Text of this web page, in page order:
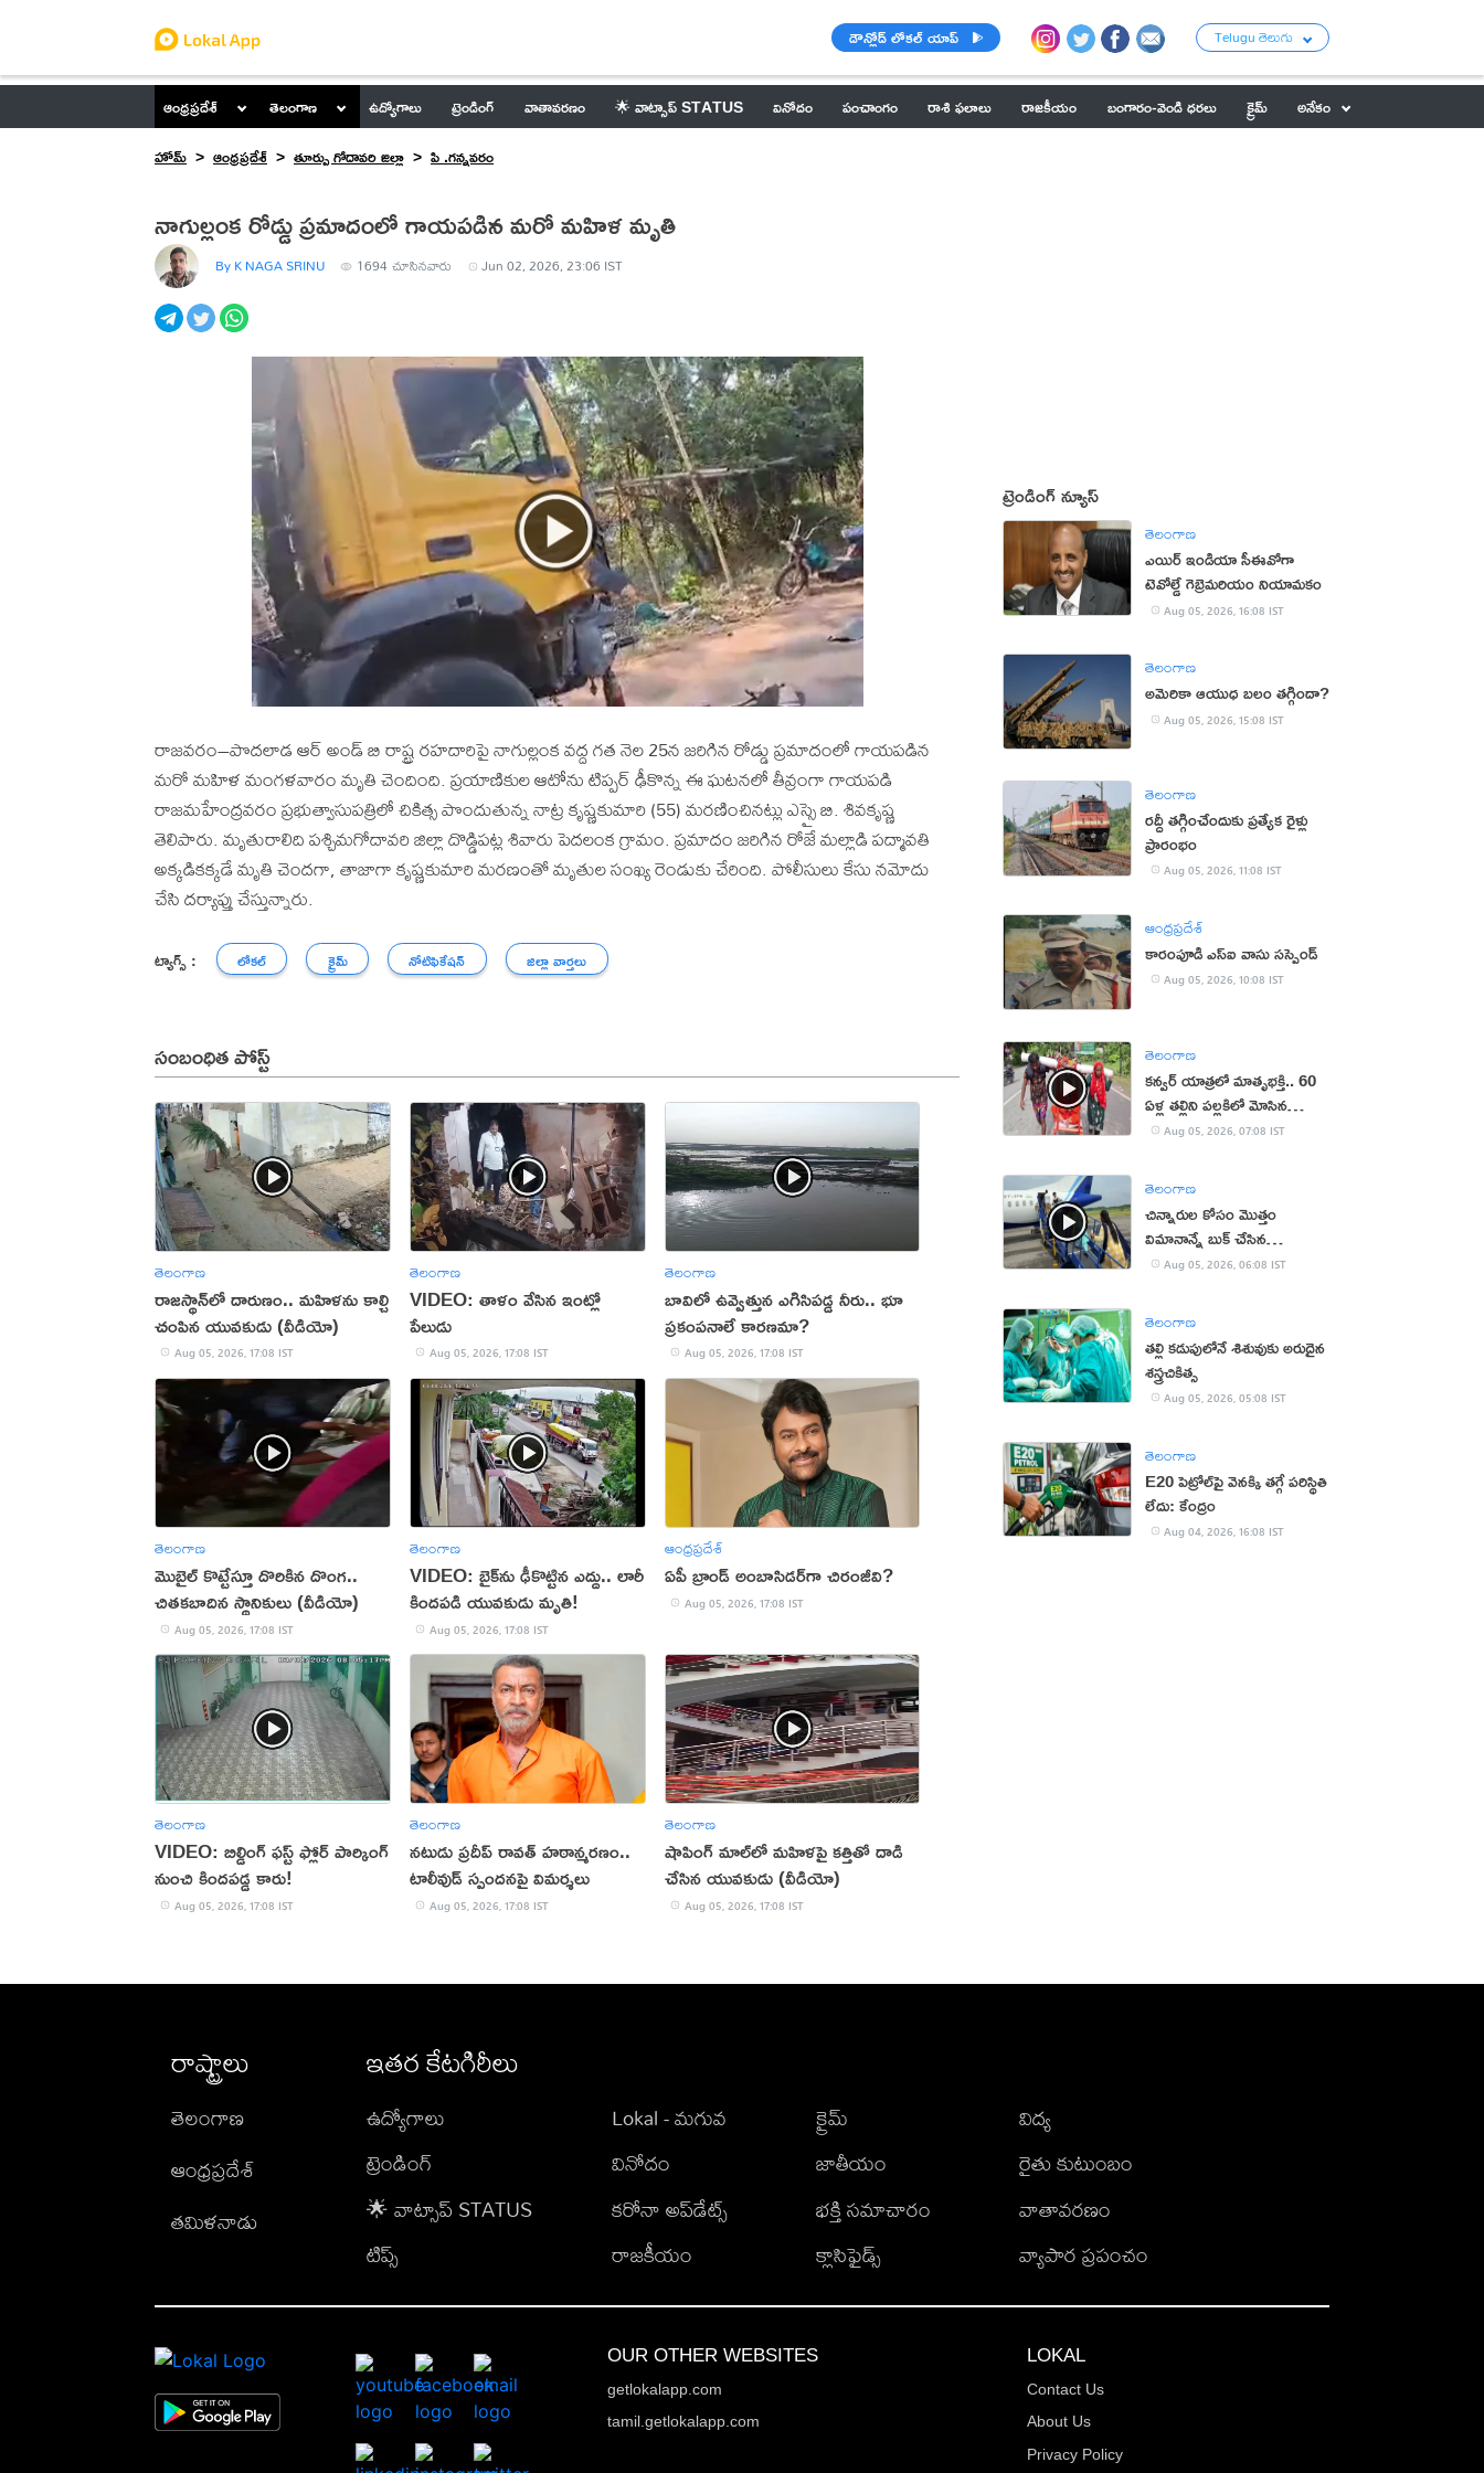
డౌన్లోడ్ లోకల్ యాప్ Telugu తెలుగు
ఆంధ్రప్రదేశ్ తెలంగాణ ఉద్యోగాలు ట్రెండింగ్ వాతావరణం 🌟 వాట్సాప్ STATUS వినోదం పంచాంగం రాశి ఫలాలు రాజకీయం బంగారం-వెండి ధరలు క్రైమ్
అనేకం
హోమ్
ఆంధ్రప్రదేశ్ తూర్పు గోదావరి జిల్లా పి .గన్నవరం
నాగుల్లంక రోడ్డు ప్రమాదంలో గాయపడిన మరో మహిళ మృతి
By K NAGA SRINU 1694చూసినవారు Jun 02, 2026, 23:06 IST
రాజవరం–పొదలాడ ఆర్ అండ్ బి రాష్ట్ర రహదారిపై నాగుల్లంక వద్ద గత నెల 25న జరిగిన రోడ్డు ప్రమాదంలో గాయపడిన
మరో మహిళ మంగళవారం మృతి చెందింది. ప్రయాణికుల ఆటోను టిప్పర్ ఢీకొన్న ఈ ఘటనలో తీవ్రంగా గాయపడి
రాజమహేంద్రవరం ప్రభుత్వాసుపత్రిలో చికిత్స పొందుతున్న నాట్ర కృష్ణకుమారి (55) మరణించినట్లు ఎస్సై బి. శివకృష్ణ
తెలిపారు. మృతురాలిది పశ్చిమగోదావరి జిల్లా దొడ్డిపట్ల శివారు పెదలంక గ్రామం. ప్రమాదం జరిగిన రోజే మల్లాడి పద్మావతి
అక్కడికక్కడే మృతి చెందగా, తాజాగా కృష్ణకుమారి మరణంతో మృతుల సంఖ్య రెండుకు చేరింది. పోలీసులు కేసు నమోదు
చేసి దర్యాప్తు చేస్తున్నారు.
ట్యాగ్స్ : లోకల్ క్రైమ్ నోటిఫికేషన్ జిల్లా వార్తలు
సంబంధిత పోస్ట్
తెలంగాణ
రాజస్థాన్‌లో దారుణం.. మహిళను కాల్చి
చంపిన యువకుడు (వీడియో)
Aug 05, 2026, 17:08 IST
తెలంగాణ
VIDEO: తాళం వేసిన ఇంట్లో
పేలుడు
Aug 05, 2026, 17:08 IST
తెలంగాణ
బావిలో ఉవ్వెత్తున ఎగిసిపడ్డ నీరు.. భూ
ప్రకంపనాలే కారణమా?
Aug 05, 2026, 17:08 IST
తెలంగాణ
మొబైల్ కొట్టేస్తూ దొరికిన దొంగ..
చితకబాదిన స్థానికులు (వీడియో)
Aug 05, 2026, 17:08 IST
తెలంగాణ
VIDEO: బైక్‌ను ఢీకొట్టిన ఎద్దు.. లారీ
కిందపడి యువకుడు మృతి!
Aug 05, 2026, 17:08 IST
ఆంధ్రప్రదేశ్
ఏపీ బ్రాండ్ అంబాసిడర్‌గా చిరంజీవి?
Aug 05, 2026, 17:08 IST
తెలంగాణ
VIDEO: బిల్డింగ్ ఫస్ట్ ఫ్లోర్ పార్కింగ్
నుంచి కిందపడ్డ కారు!
Aug 05, 2026, 17:08 IST
తెలంగాణ
నటుడు ప్రదీప్ రావత్ హఠాన్మరణం..
టాలీవుడ్ స్పందనపై విమర్శలు
Aug 05, 2026, 17:08 IST
తెలంగాణ
షాపింగ్ మాల్‌లో మహిళపై కత్తితో దాడి
చేసిన యువకుడు (వీడియో)
Aug 05, 2026, 17:08 IST
ట్రెండింగ్ న్యూస్
తెలంగాణ
ఎయిర్ ఇండియా సీఈవోగా
టెవోల్డే గెబ్రెమరియం నియామకం
Aug 05, 2026, 16:08 IST
తెలంగాణ
అమెరికా ఆయుధ బలం తగ్గిందా?
Aug 05, 2026, 15:08 IST
తెలంగాణ
రద్దీ తగ్గించేందుకు ప్రత్యేక రైళ్లు
ప్రారంభం
Aug 05, 2026, 11:08 IST
ఆంధ్రప్రదేశ్
కారంపూడి ఎస్ఐ వాసు స‌స్పెండ్‌
Aug 05, 2026, 10:08 IST
తెలంగాణ
కన్వర్ యాత్రలో మాతృభక్తి.. 60
ఏళ్ల తల్లిని పల్లకిలో మోసిన
కొడుకు, కోడలు!
Aug 05, 2026, 07:08 IST
తెలంగాణ
చిన్నారుల కోసం మొత్తం
విమానాన్నే బుక్ చేసిన
యూట్యూబర్
Aug 05, 2026, 06:08 IST
తెలంగాణ
తల్లి కడుపులోనే శిశువుకు అరుదైన
శస్త్రచికిత్స
Aug 05, 2026, 05:08 IST
తెలంగాణ
E20 పెట్రోల్‌పై వెనక్కి తగ్గే పరిస్థితి
లేదు: కేంద్రం
Aug 04, 2026, 16:08 IST
రాష్ట్రాలు
తెలంగాణ
ఆంధ్రప్రదేశ్
తమిళనాడు
ఇతర కేటగిరీలు
ఉద్యోగాలు
ట్రెండింగ్
🌟 వాట్సాప్ STATUS
టిప్స్
Lokal - మగువ
వినోదం
కరోనా అప్‌డేట్స్
రాజకీయం
క్రైమ్
జాతీయం
భక్తి సమాచారం
క్లాసిఫైడ్స్
విద్య
రైతు కుటుంబం
వాతావరణం
వ్యాపార ప్రపంచం
OUR OTHER WEBSITES
getlokalapp.com
tamil.getlokalapp.com
LOKAL
Contact Us
About Us
Privacy Policy